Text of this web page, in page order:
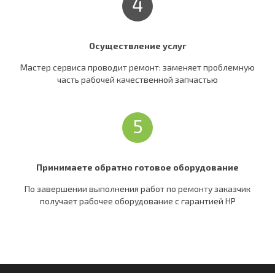
4
Осуществление услуг
Мастер сервиса проводит ремонт: заменяет проблемную
часть рабочей качественной запчастью
5
Принимаете обратно готовое оборудование
По завершении выполнения работ по ремонту заказчик
получает рабочее оборудование c гарантией HP